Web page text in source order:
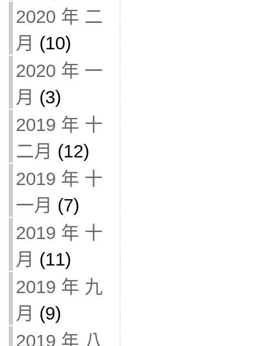
2020 年 二
月 (10)
2020 年 一
月 (3)
2019 年 十
二月 (12)
2019 年 十
一月 (7)
2019 年 十
月 (11)
2019 年 九
月 (9)
2019 年 八